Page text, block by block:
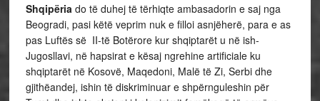
Shqipëria do të duhej të tërhiqte ambasadorin e saj nga
Beogradi, pasi këtë veprim nuk e filloi asnjëherë, para e as
pas Luftës së II-të Botërore kur shqiptarët u në ish-
Jugosllavi, në hapsirat e kësaj ngrehine artificiale ku
shqiptarët në Kosovë, Maqedoni, Malë të Zi, Serbi dhe
gjithëandej, ishin të diskriminuar e shpërnguleshin për